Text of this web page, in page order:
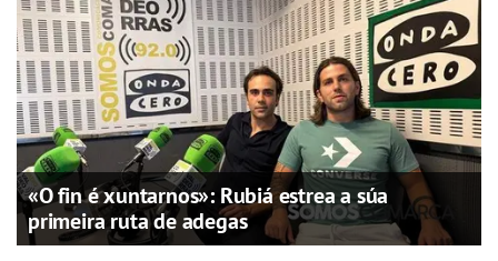
«O fin é xuntarnos»: Rubiá estrea a súa
primeira ruta de adegas